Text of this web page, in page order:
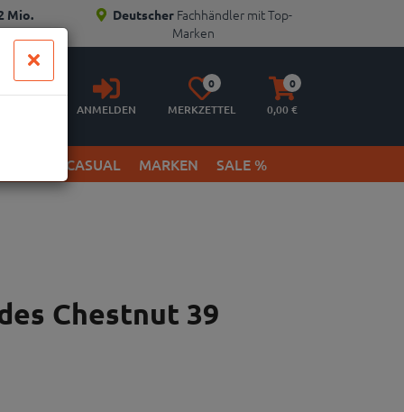
Mio. Deutscher Fachhändler mit Top-
Marken
Anmelden
ANMELDEN
Merkzettel
aufklappen
0
MERKZETTEL
Warenkorb
aufklappen
0
0,00 €
& CASUAL MARKEN SALE %
Chestnut 39